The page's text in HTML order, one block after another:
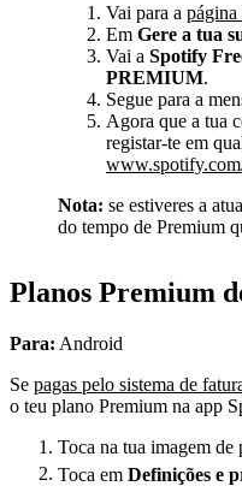
Vai para a página
Em Gere a tua
Vai a Spotify
PREMIUM.
Segue para a
Agora que a tua
registar-te em
Nota: se estiveres a
do tempo de Premium
Planos Premium
Para: Android
Se pagas pelo sistema de
o teu plano Premium na app
Toca na tua imagem de
Toca em Definições e